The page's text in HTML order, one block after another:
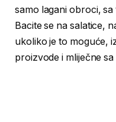
samo lagani obroci, sa
Bacite se na salatice,
ukoliko je to moguće,
proizvode i mliječne